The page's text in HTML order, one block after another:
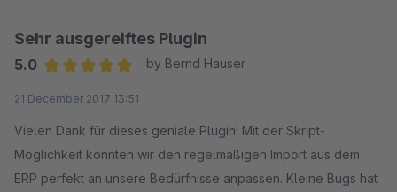
Sehr ausgereiftes Plugin
5.0
by Bernd Hauser
21 December 2017 13:51
Vielen Dank für dieses geniale Plugin! Mit der Skript-
Möglichkeit konnten wir den regelmäßigen Import aus dem
ERP perfekt an unsere Bedürfnisse anpassen. Kleine Bugs hat